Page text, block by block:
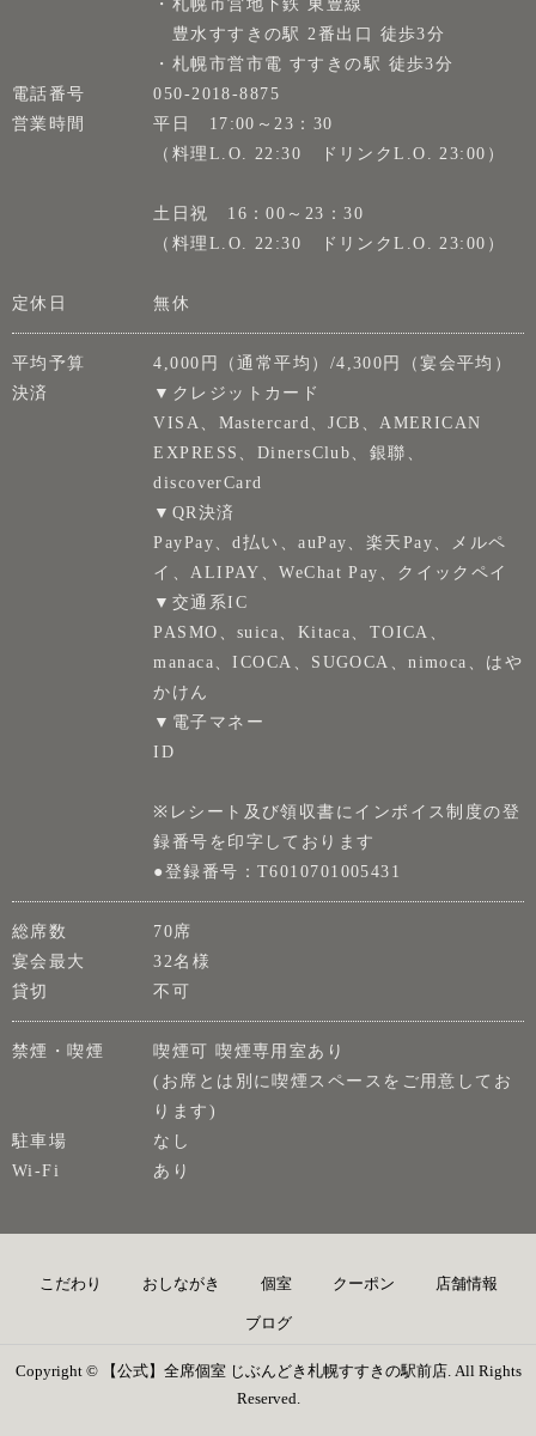
豊水すすきの駅 2番出口 徒歩3分
・札幌市営市電 すすきの駅 徒歩3分
電話番号
050-2018-8875
営業時間
平日 17:00～23：30
（料理L.O. 22:30 ドリンクL.O. 23:00）
土日祝 16：00～23：30
（料理L.O. 22:30 ドリンクL.O. 23:00）
定休日 無休
平均予算
4,000円（通常平均）/4,300円（宴会平均）
決済
▼クレジットカード
VISA、Mastercard、JCB、AMERICAN
EXPRESS、DinersClub、銀聯、
discoverCard
▼QR決済
PayPay、d払い、auPay、楽天Pay、メルペ
イ、ALIPAY、WeChat Pay、クイックペイ
▼交通系IC
PASMO、suica、Kitaca、TOICA、
manaca、ICOCA、SUGOCA、nimoca、はや
かけん
▼電子マネー
ID
※レシート及び領収書にインボイス制度の登
録番号を印字しております
●登録番号：T6010701005431
総席数
70席
宴会最大
32名様
貸切
不可
禁煙・喫煙
喫煙可 喫煙専用室あり
(お席とは別に喫煙スペースをご用意してお
ります)
駐車場
なし
Wi-Fi
あり
こだわり おしながき 個室 クーポン 店舗情報
ブログ
Copyright © 【公式】全席個室 じぶんどき札幌すすきの駅前店. All Rights
Reserved.